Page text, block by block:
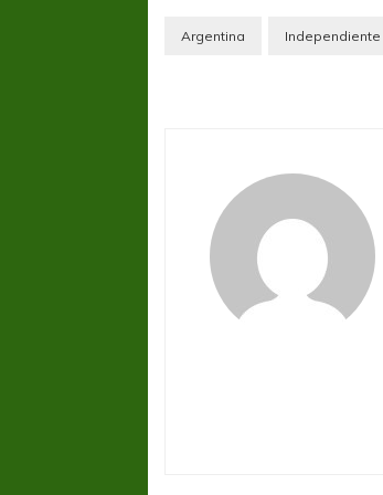
Argentina Independiente
TIGRE